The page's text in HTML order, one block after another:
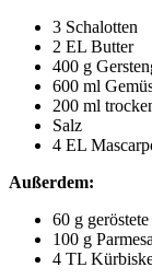
3 Schalotten
2 EL Butter
400 g
600 ml
200 ml
Salz
4 EL
Außerdem:
60 g
100 g
4 TL